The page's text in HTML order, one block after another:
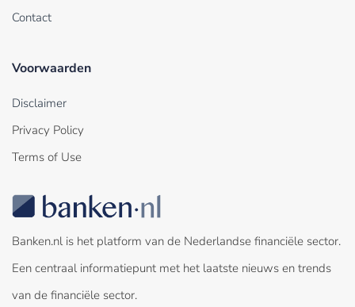
Contact
Voorwaarden
Disclaimer
Privacy Policy
Terms of Use
Banken.nl is het platform van de Nederlandse financiële sector.
Een centraal informatiepunt met het laatste nieuws en trends
van de financiële sector.